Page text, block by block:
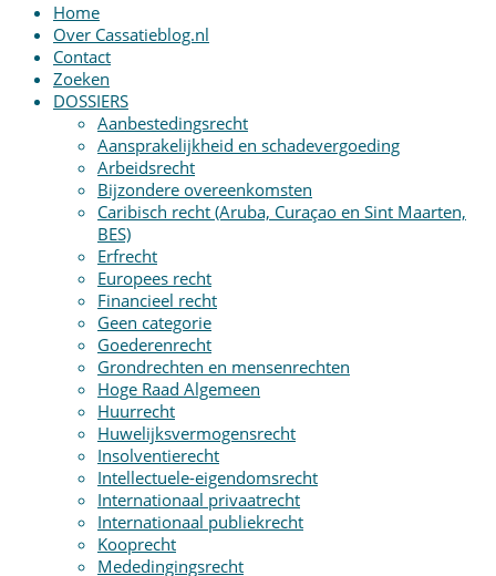
Home
Over Cassatieblog.nl
Contact
Zoeken
DOSSIERS
Aanbestedingsrecht
Aansprakelijkheid en schadevergoeding
Arbeidsrecht
Bijzondere overeenkomsten
Caribisch recht (Aruba, Curaçao en Sint Maarten,
BES)
Erfrecht
Europees recht
Financieel recht
Geen categorie
Goederenrecht
Grondrechten en mensenrechten
Hoge Raad Algemeen
Huurrecht
Huwelijksvermogensrecht
Insolventierecht
Intellectuele-eigendomsrecht
Internationaal privaatrecht
Internationaal publiekrecht
Kooprecht
Mededingingsrecht